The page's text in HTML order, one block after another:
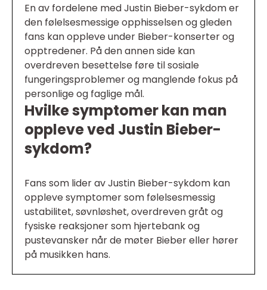
En av fordelene med Justin Bieber-sykdom er
den følelsesmessige opphisselsen og gleden
fans kan oppleve under Bieber-konserter og
opptredener. På den annen side kan
overdreven besettelse føre til sosiale
fungeringsproblemer og manglende fokus på
personlige og faglige mål.
Hvilke symptomer kan man
oppleve ved Justin Bieber-
sykdom?
Fans som lider av Justin Bieber-sykdom kan
oppleve symptomer som følelsesmessig
ustabilitet, søvnløshet, overdreven gråt og
fysiske reaksjoner som hjertebank og
pustevansker når de møter Bieber eller hører
på musikken hans.